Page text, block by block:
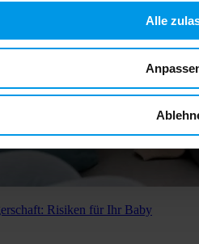
Alle
Risiken für Ihr Baby